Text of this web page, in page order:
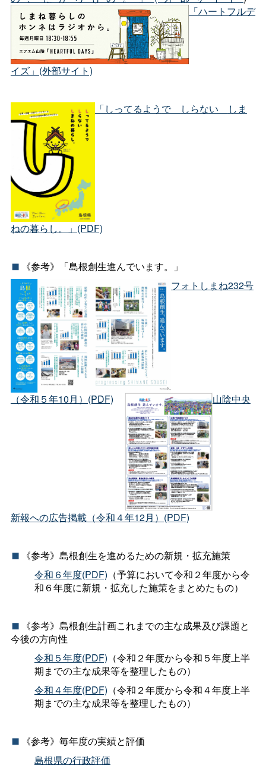
「ハートフルデ
イズ」(外部サイト)
「しってるよう で しらない しま
ねの暮らし。」(PDF)
《参考》「島根創生進んでいます。」
フォトしまね232号
（令和５年10月）(PDF) 山陰中央
新報への広告掲載（令和４年12月）(PDF)
《参考》島根創生を進めるための新規・拡充施策
令和６年度(PDF) （予算において令和２年度から令
和６年度に新規・拡充した施策をまとめたもの）
《参考》島根創生計画これまでの主な成果及び課題と
今後の方向性
令和５年度(PDF) （令和２年度から令和５年度上半
期までの主な成果等を整理したもの）
令和４年度(PDF) （令和２年度から令和４年度上半
期までの主な成果等を整理したもの）
《参考》毎年度の実績と評価
島根県の行政評価